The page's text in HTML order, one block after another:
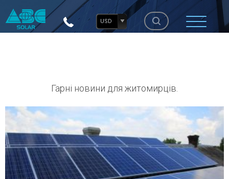
USD
Гарні новини для житомирців.